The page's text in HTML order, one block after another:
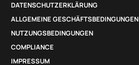
DATENSCHUTZERKLÄRUNG
ALLGEMEINE GESCHÄFTSBEDINGUNGEN
NUTZUNGSBEDINGUNGEN
COMPLIANCE
IMPRESSUM